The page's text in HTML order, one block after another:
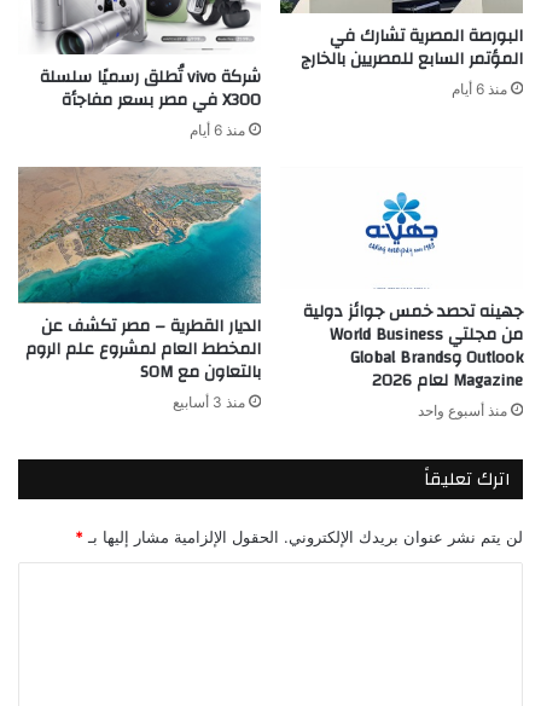
البورصة المصرية تشارك في
المؤتمر السابع للمصريين بالخارج
منذ 6 أيام شركة vivo تُطلق رسميًا سلسلة
X300 في مصر بسعر مفاجأة
منذ 6 أيام
جهينه تحصد خمس جوائز دولية
من مجلتي World Business
Outlook وGlobal Brands
Magazine لعام 2026
منذ أسبوع واحد
الديار القطرية – مصر تكشف عن
المخطط العام لمشروع علم الروم
بالتعاون مع SOM
منذ 3 أسابيع
اترك تعليقاً
لن يتم نشر عنوان بريدك الإلكتروني. الحقول الإلزامية مشار إليها بـ *